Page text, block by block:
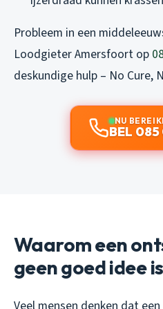
Probleem in een
Loodgieter Amersfoort op
deskundige hulp – No Cure,
NU
BEL
Waarom een
geen goed idee is